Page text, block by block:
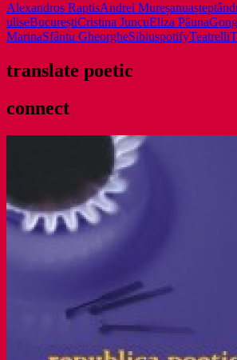
Alexandros RaptisAndrei Mureșanu
uliseBucureștiCristina JuncuEliza PăunaGong
MarinaSfântu GheorgheSibiuspotifyTeatrelli
translate poetic
connect